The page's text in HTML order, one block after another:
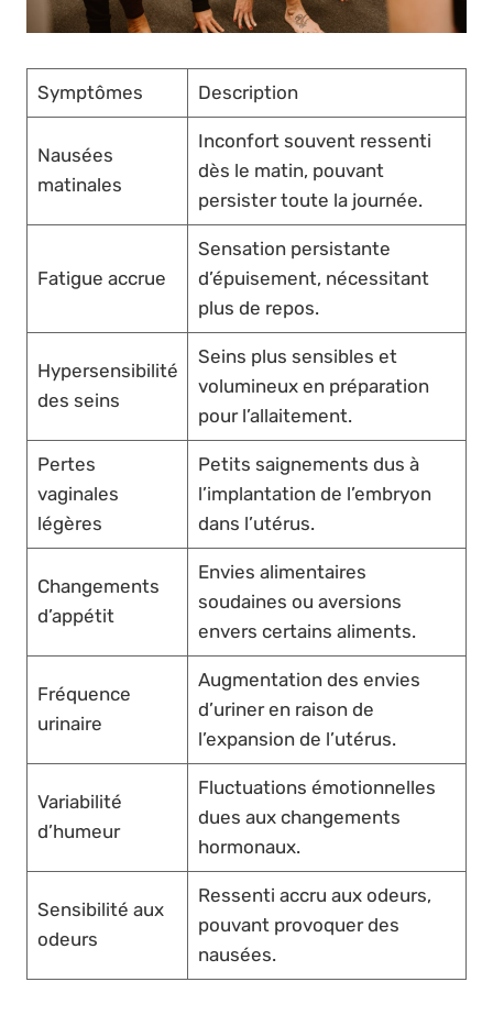
Symptômes Description
Nausées
matinales
Inconfort souvent ressenti
dès le matin, pouvant
persister toute la journée.
Fatigue accrue
Sensation persistante
d’épuisement, nécessitant
plus de repos.
Hypersensibilité
des seins
Seins plus sensibles et
volumineux en préparation
pour l’allaitement.
Pertes
vaginales
légères
Petits saignements dus à
l’implantation de l’embryon
dans l’utérus.
Changements
d’appétit
Envies alimentaires
soudaines ou aversions
envers certains aliments.
Fréquence
urinaire
Augmentation des envies
d’uriner en raison de
l’expansion de l’utérus.
Variabilité
d’humeur
Fluctuations émotionnelles
dues aux changements
hormonaux.
Sensibilité aux
odeurs
Ressenti accru aux odeurs,
pouvant provoquer des
nausées.